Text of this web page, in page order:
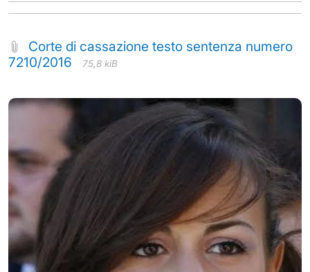
Corte di cassazione testo sentenza numero
7210/2016
75,8 kiB